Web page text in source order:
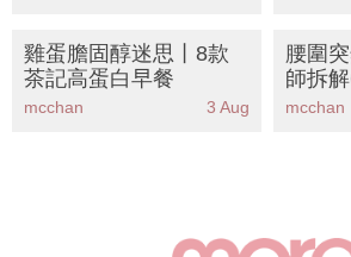
雞蛋膽固醇迷思丨8款
茶記高蛋白早餐
mcchan 3 Aug
腰圍
師拆
丨KO
mcchan